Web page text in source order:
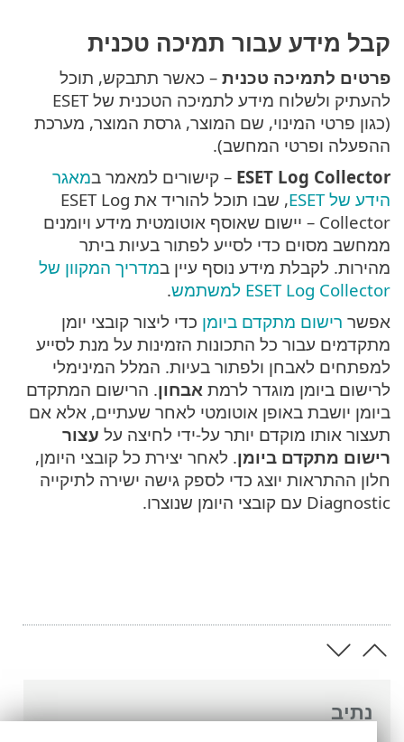
נתיב
קבל מידע עבור תמיכה טכנית
פרטים לתמיכה טכנית – כאשר תתבקש, תוכל
להעתיק ולשלוח מידע לתמיכה הטכנית של ESET
(כגון פרטי המינוי, שם המוצר, גרסת המוצר, מערכת
ההפעלה ופרטי המחשב).
ESET Log Collector – קישורים למאמר במאגר
הידע של ESET
, שבו תוכל להוריד את ESET Log
Collector – יישום שאוסף אוטומטית מידע ויומנים
ממחשב מסוים כדי לסייע לפתור בעיות ביתר
מהירות. לקבלת מידע נוסף עיין במדריך המקוון של
ESET Log Collector למשתמש
.
אפשר רישום מתקדם ביומן כדי ליצור קובצי יומן
מתקדמים עבור כל התכונות הזמינות על מנת לסייע
למפתחים לאבחן ולפתור בעיות. המלל המינימלי
לרישום ביומן מוגדר לרמת אבחון. הרישום המתקדם
ביומן יושבת באופן אוטומטי לאחר שעתיים, אלא אם
תעצור אותו מוקדם יותר על-ידי לחיצה על עצור
רישום מתקדם ביומן. לאחר יצירת כל קובצי היומן,
חלון ההתראות יוצג כדי לספק גישה ישירה לתיקייה
Diagnostic עם קובצי היומן שנוצרו.